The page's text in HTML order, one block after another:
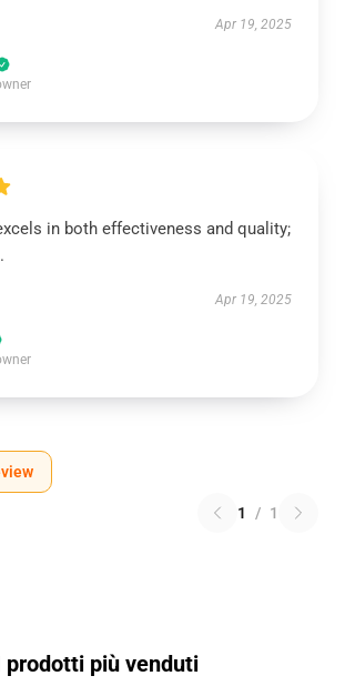
Apr 19, 2025
in both effectiveness and quality;
Apr 19, 2025
1 / 1
prodotti più venduti